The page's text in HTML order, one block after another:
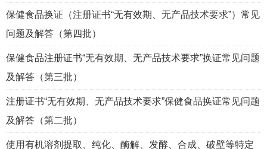
保健食品换证（注册证书“无有效期、无产品技术要求”）常见
问题及解答（第四批）
保健食品注册证书“无有效期、无产品技术要求”换证常见问题
及解答（第三批）
注册证书“无有效期、无产品技术要求”保健食品换证常见问题
及解答（第二批）
使用有机溶剂提取、纯化、酶解、发酵、合成、破壁等特定